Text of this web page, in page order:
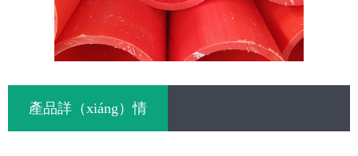
產品詳（xiáng）情